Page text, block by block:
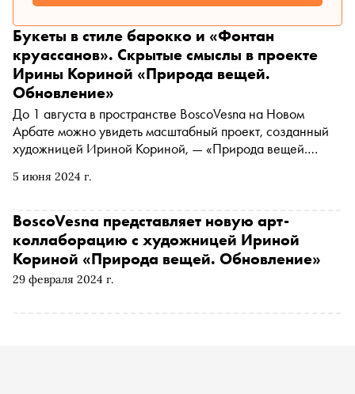
5 июня 2024 г.
Букеты в стиле барокко и «Фонтан
круассанов». Скрытые смыслы в проекте
Ирины Кориной «Природа вещей.
Обновление»
До 1 августа в пространстве BoscoVesna на Новом
Арбате можно увидеть масштабный проект, созданный
художницей Ириной Кориной, — «Природа вещей.
задуманы как единый визуальный роман с несколькими
центра: от фасада до атриума внутри здания. О том, что
таят в себе загадочные инсталляции на территории
модного магазина в центре Москвы, «Сноб» поговорил
с Ириной Кориной
29 февраля 2024 г.
BoscoVesna представляет новую арт-
коллаборацию с художницей Ириной
Кориной «Природа вещей. Обновление»